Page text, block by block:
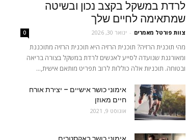
לרדת במשקל בקצב נכון ובשיטה
שמתאימה לחיים שלך
צוות פורטל מאמרים - ינואר 30, 2026 0
מהי תוכנית הרזיה? תוכנית הרזיה היא תוכנית הרזיה מתוכננת
ומאורגנת שנועדה לסייע לאנשים לרדת במשקל בצורה בריאה
ובטוחה. תוכניות אלה כוללות לרוב תפריט מותאם אישית,...
אימוני כושר אישיים – יצירת אורח
חיים מאוזן
אוגוסט 9, 2021